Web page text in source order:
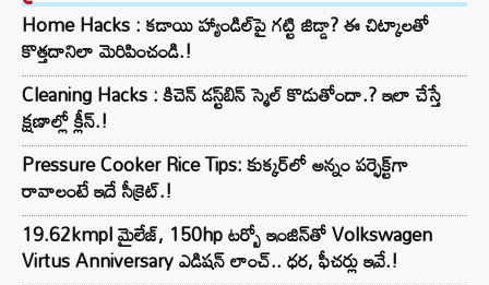
Home Hacks : కడాయి హ్యాండిల్‌పై గట్టి జిడ్డా? ఈ చిట్కాలతో
కొత్తదానిలా మెరిపించండి.!
Cleaning Hacks : కిచెన్ డస్ట్‌బిన్ స్మెల్ కొడుతోందా.? ఇలా చేస్తే
క్షణాల్లో క్లీన్.!
Pressure Cooker Rice Tips: కుక్కర్‌లో అన్నం పర్ఫెక్ట్‌గా
రావాలంటే ఇదే సీక్రెట్.!
19.62kmpl మైలేజ్, 150hp టర్బో ఇంజిన్‌తో Volkswagen
Virtus Anniversary ఎడిషన్ లాంచ్.. ధర, ఫీచర్లు ఇవే.!